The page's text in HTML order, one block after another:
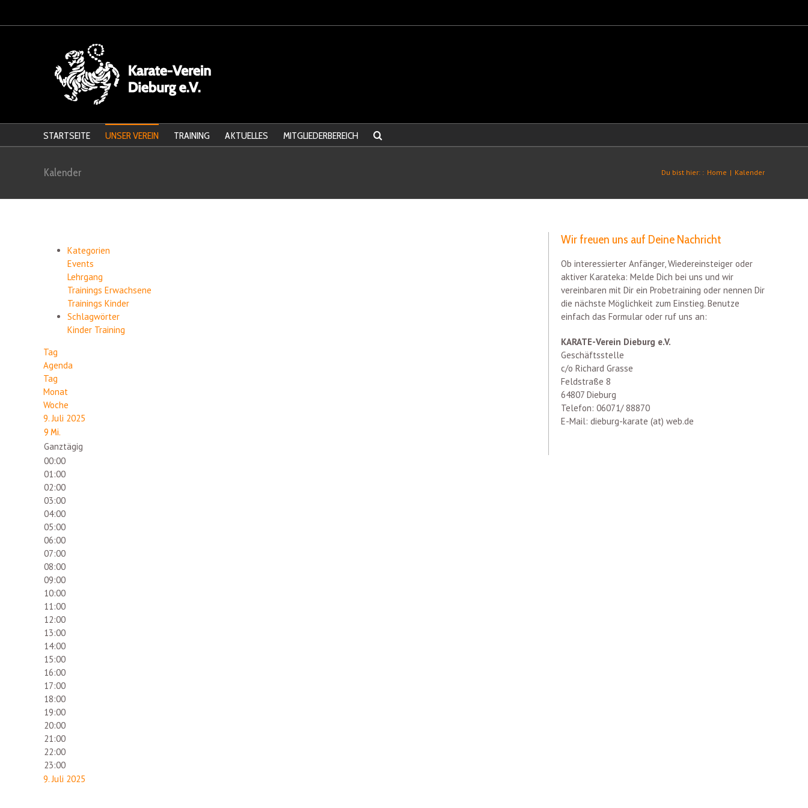
STARTSEITE UNSER VEREIN TRAINING AKTUELLES MITGLIEDERBEREICH
Kalender Du bist hier: : Home | Kalender
Kategorien
Events
Lehrgang
Trainings Erwachsene
Trainings Kinder
Schlagwörter
Kinder Training
Tag
Agenda
Tag
Monat
Woche
9. Juli 2025
9 Mi.
Ganztägig
00:00
01:00
02:00
03:00
04:00
05:00
06:00
07:00
08:00
09:00
10:00
11:00
12:00
13:00
14:00
15:00
16:00
17:00
18:00
19:00
20:00
21:00
22:00
23:00
9. Juli 2025
Wir freuen uns auf Deine Nachricht
Ob interessierter Anfänger, Wiedereinsteiger oder
aktiver Karateka: Melde Dich bei uns und wir
vereinbaren mit Dir ein Probetraining oder nennen Dir
die nächste Möglichkeit zum Einstieg. Benutze
einfach das Formular oder ruf uns an:
KARATE-Verein Dieburg e.V.
Geschäftsstelle
c/o Richard Grasse
Feldstraße 8
64807 Dieburg
Telefon: 06071/ 88870
E-Mail: dieburg-karate (at) web.de